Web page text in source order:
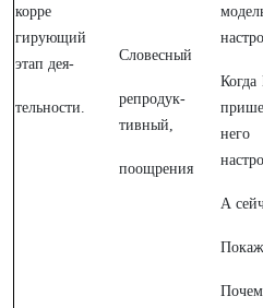
корре
гирующий
этап дея-
тельности.
Словесный
репродук-
тивный,
поощрения
А